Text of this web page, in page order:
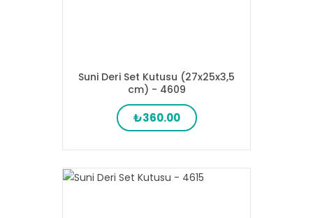
Suni Deri Set Kutusu (27x25x3,5
cm) - 4609
₺360.00